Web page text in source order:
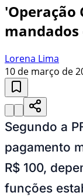
'Operação
mandados
Lorena Lima
10 de março de
Segundo a
pagamento
R$ 100,
funções